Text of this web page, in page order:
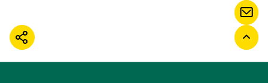
TEILEN